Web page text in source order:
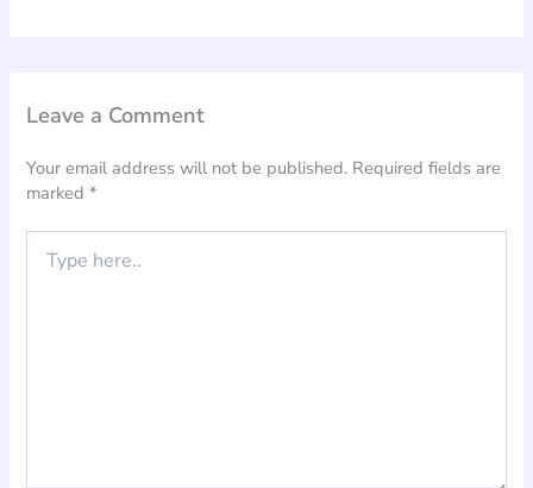
Leave a Comment
Your email address will not be published. Required fields are
marked*
here..